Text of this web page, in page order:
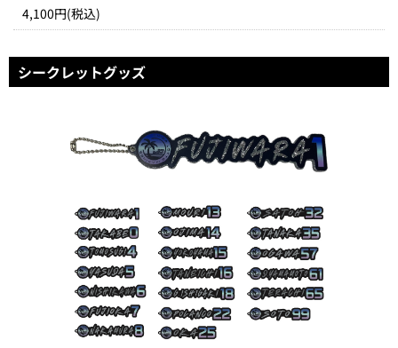
4,100円(税込)
シークレットグッズ